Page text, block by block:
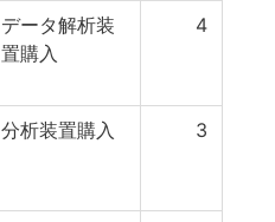
データ解析装
置購入
4
分析装置購入 3